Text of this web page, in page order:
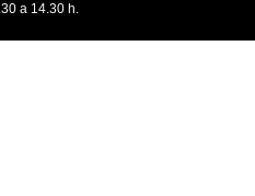
a 14.30 h.